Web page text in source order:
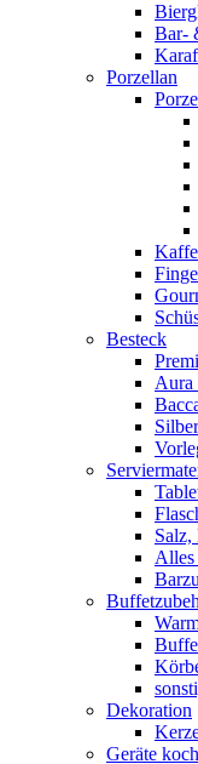
Bar-
Porzellan
Besteck
Aura
Salz,
Alles
Dekoration
Geräte